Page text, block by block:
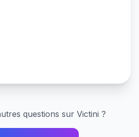
questions sur Victini ?